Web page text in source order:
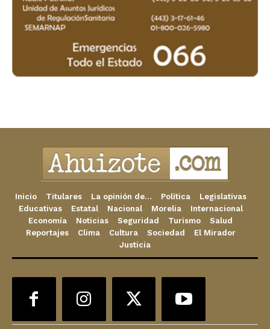
Inicio Titulares La opinión de… Política
Legislativas
Educativas
Estatal Nacional Morelia
Internacional
Economía
Noticias Seguridad Turismo
Salud
Reportajes
Clima Cultura Sociedad
El Mirador
Justicia